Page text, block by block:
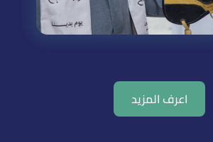
اعرف المزيد